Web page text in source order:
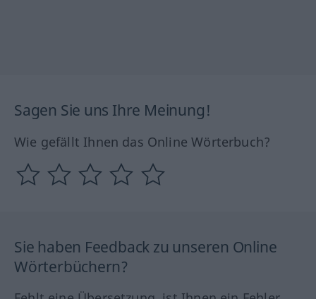
Sagen Sie uns Ihre Meinung!
Wie gefällt Ihnen das Online Wörterbuch?
Sie haben Feedback zu unseren Online
Wörterbüchern?